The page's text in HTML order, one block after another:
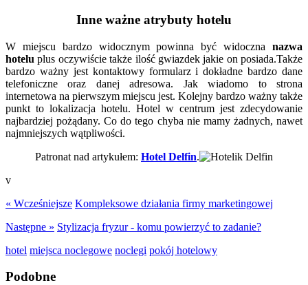
Inne ważne atrybuty hotelu
W miejscu bardzo widocznym powinna być widoczna nazwa
hotelu plus oczywiście także ilość gwiazdek jakie on posiada.Także
bardzo ważny jest kontaktowy formularz i dokładne bardzo dane
telefoniczne oraz danej adresowa. Jak wiadomo to strona
internetowa na pierwszym miejscu jest. Kolejny bardzo ważny także
punkt to lokalizacja hotelu. Hotel w centrum jest zdecydowanie
najbardziej pożądany. Co do tego chyba nie mamy żadnych, nawet
najmniejszych wątpliwości.
Patronat nad artykułem: Hotel Delfin.
v
« Wcześniejsze Kompleksowe działania firmy marketingowej
Następne » Stylizacja fryzur - komu powierzyć to zadanie?
hotel miejsca noclegowe noclegi pokój hotelowy
Podobne